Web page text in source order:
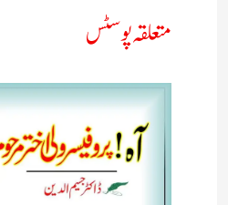
متعلقہ پوسٹس